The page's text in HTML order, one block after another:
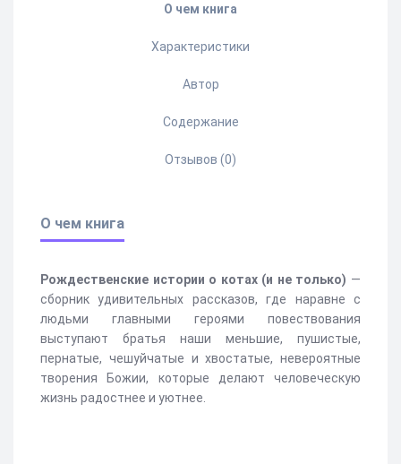
О чем книга
Характеристики
Автор
Содержание
Отзывов (0)
О чем книга
Рождественские истории о котах (и не только) —
сборник удивительных рассказов, где наравне с
людьми главными героями повествования
выступают братья наши меньшие, пушистые,
пернатые, чешуйчатые и хвостатые, невероятные
творения Божии, которые делают человеческую
жизнь радостнее и уютнее.